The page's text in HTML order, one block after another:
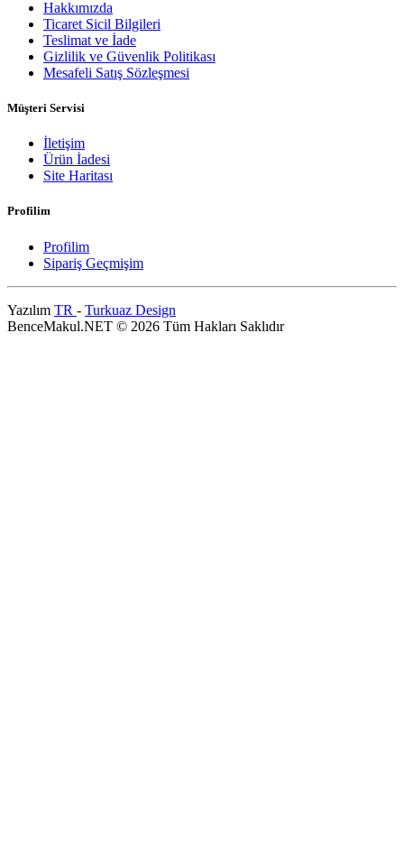
Hakkımızda
Ticaret Sicil Bilgileri
Teslimat ve İade
Gizlilik ve Güvenlik Politikası
Mesafeli Satış Sözleşmesi
Müşteri Servisi
İletişim
Ürün İadesi
Site Haritası
Profilim
Profilim
Sipariş Geçmişim
Yazılım TR - Turkuaz Design
BenceMakul.NET © 2026 Tüm Hakları Saklıdır